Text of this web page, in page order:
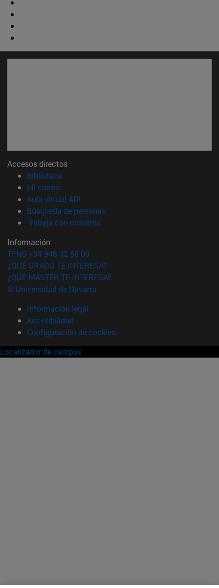
Accesos directos
Biblioteca
Mi correo(abre en nueva ventana)
Aula virtual ADI
Búsqueda de personas(abre en nueva ventana)
Trabaja con nosotros(abre en nueva ventana)
Información
TFNO +34 948 42 56 00
¿QUÉ GRADO TE INTERESA?
¿QUÉ MÁSTER TE INTERESA?
© Universidad de Navarra
Información legal
Accesibilidad
Configuración de cookies
Localizador de campus